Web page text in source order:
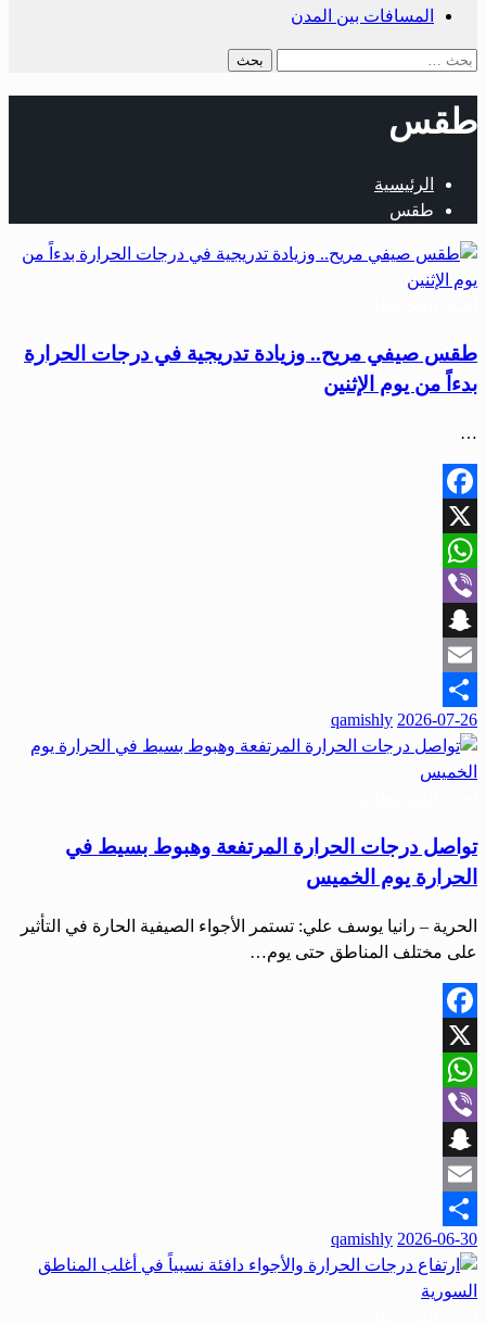
المسافات بين المدن
البحث
طقس
الرئيسية
طقس
طقس صيفي مريح.. وزيادة تدريجية في درجات الحرارة
بدءاً من يوم الإثنين
…
Facebook
X
WhatsApp
Viber
Snapchat
Email
Share
نُشر
في
2026-07-26
qamishly
تواصل درجات الحرارة المرتفعة وهبوط بسيط في
الحرارة يوم الخميس
الحرية – رانيا يوسف علي: تستمر الأجواء الصيفية الحارة في التأثير
على مختلف المناطق حتى يوم…
Facebook
X
WhatsApp
Viber
Snapchat
Email
Share
نُشر
في
2026-06-30
qamishly